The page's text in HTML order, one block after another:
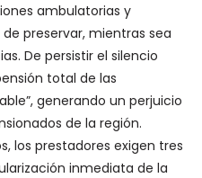
ambulatorias y
preservar, mientras sea
De persistir el silencio
total de las
generando un perjuicio
de la región.
los prestadores exigen tres
inmediata de la